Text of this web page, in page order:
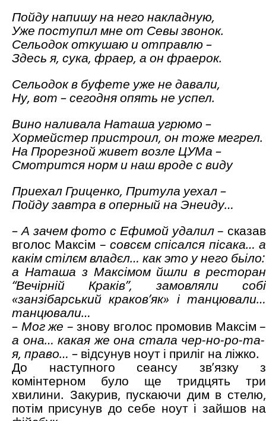
Пойду напишу на него накладную,
Уже поступил мне от Севы звонок.
Сельодок откушаю и отправлю –
Здесь я, сука, фраер, а он фраерок.
Сельодок в буфете уже не давали,
Ну, вот – сегодня опять не успел.
Вино наливала Наташа угрюмо –
Хормейстер пристроил, он тоже мегрел.
На Прорезной живет возле ЦУМа –
Смотрится норм и наш вроде с виду
Приехал Гриценко, Притула уехал –
Пойду завтра в оперный на Энеиду…
– А зачем фото с Ефимой удалил– сказав
вголос Максім – совсєм спісался пісака… а
какім стілєм владєл… как это у него бьіло:
а Наташа з Максімом йшли в ресторан
“Вечірній Краків”, замовляли собі
«занзібарський краков’як» і танцювали…
танцювали…
– Мог же – знову вголос промовив Максім –
а она… какая же она стала чер-но-ро-та-
я, право… – відсунув ноут і приліг на ліжко.
До наступного сеансу зв’язку з
комінтерном було ще тридцять три
хвилини. Закурив, пускаючи дим в стелю,
потім присунув до себе ноут і зайшов на